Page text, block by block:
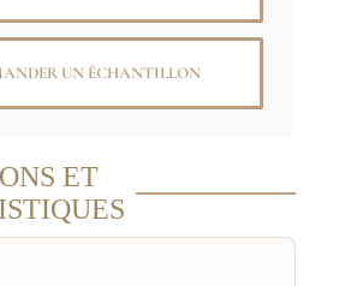
UN ÉCHANTILLON
ET